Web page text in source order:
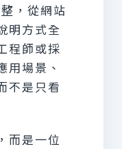
，從網站
明方式全
程師或採
用場景、
不是只看
而是一位